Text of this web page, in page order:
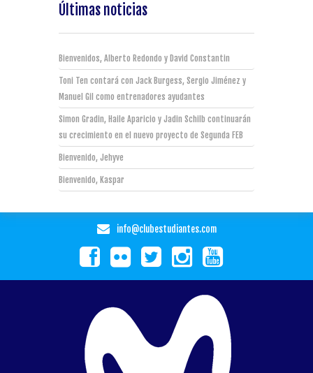
Últimas noticias
Bienvenidos, Alberto Redondo y David Constantin
Toni Ten contará con Jack Burgess, Sergio Jiménez y
Manuel Gil como entrenadores ayudantes
Simon Gradin, Haile Aparicio y Jadin Schilb continuarán
su crecimiento en el nuevo proyecto de Segunda FEB
Bienvenido, Jehyve
Bienvenido, Kaspar
info@clubestudiantes.com